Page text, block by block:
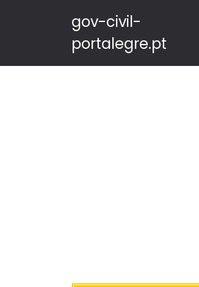
gov-civil-
portalegre.pt